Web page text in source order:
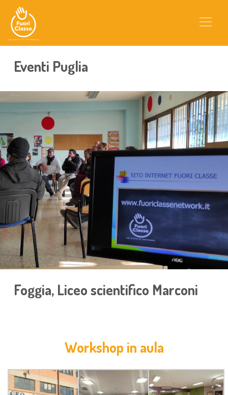
Eventi Puglia
Foggia, Liceo scientifico Marconi
Workshop in aula